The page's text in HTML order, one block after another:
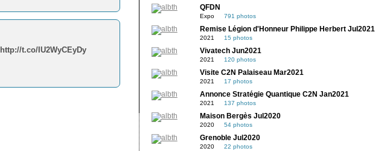
http://t.co/IU2WyCEyDy
QFDN
Expo 791 photos
Remise Légion d'Honneur Philippe Herbert Jul2021
2021 15 photos
Vivatech Jun2021
2021 120 photos
Visite C2N Palaiseau Mar2021
2021 17 photos
Annonce Stratégie Quantique C2N Jan2021
2021 137 photos
Maison Bergès Jul2020
2020 54 photos
Grenoble Jul2020
2020 22 photos